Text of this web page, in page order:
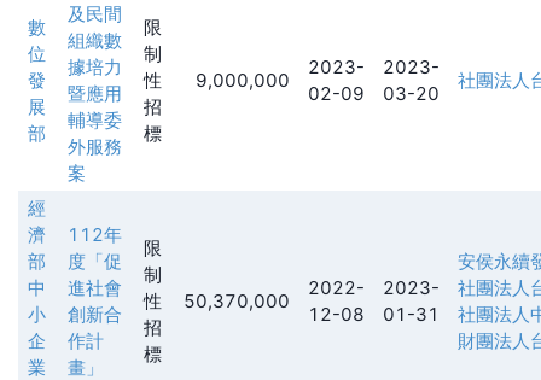
數
位
發
展
部
及民間
組織數
據培力
暨應用
輔導委
外服務
案
限
制
性
招
標
9,000,000
2023-
02-09
2023-
03-20
社團法人
經
濟
部
中
小
企
業
112年
度「促
進社會
創新合
作計
畫」
限
制
性
招
標
50,370,000
2022-
12-08
2023-
01-31
安侯永續
社團法人
社團法人
財團法人